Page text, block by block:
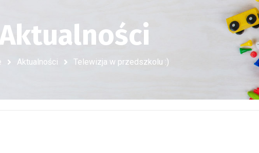
Aktualności Telewizja w przedszkolu :)